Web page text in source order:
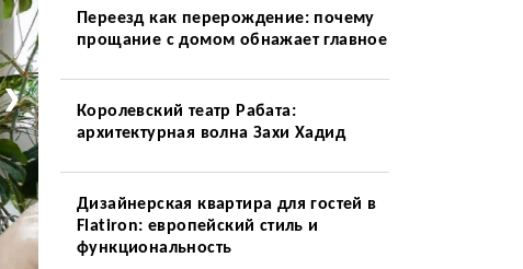
❯
Переезд как перерождение: почему
прощание с домом обнажает главное
Королевский театр Рабата:
архитектурная волна Захи Хадид
Дизайнерская квартира для гостей в
Flatiron: европейский стиль и
функциональность